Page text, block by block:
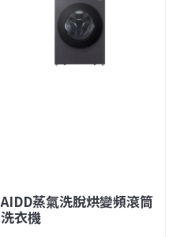
AIDD蒸氣洗脫烘變頻滾筒
洗衣機